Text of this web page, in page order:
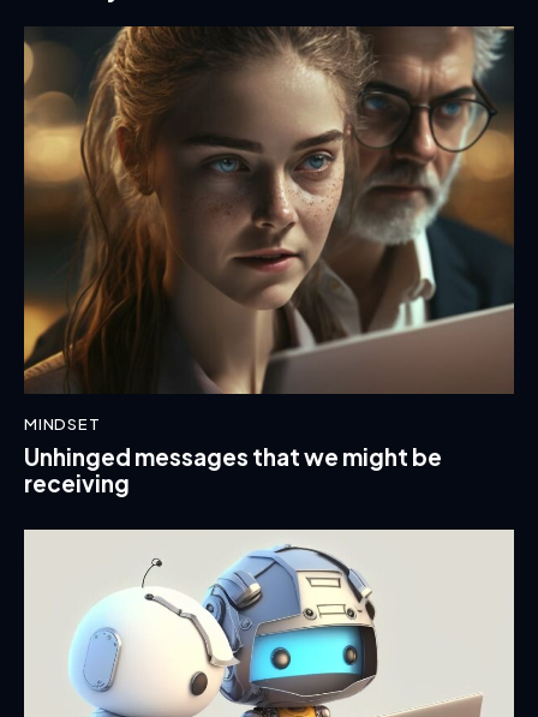
MINDSET
Unhinged messages that we might be
receiving